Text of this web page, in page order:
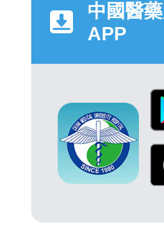
中國醫
APP